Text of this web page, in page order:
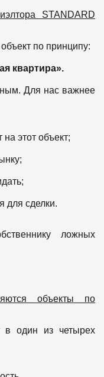
STANDARD
по принципу:
квартира».
Для нас важнее
на этот объект;
для сделки.
ложных
объекты по
в один из четырех